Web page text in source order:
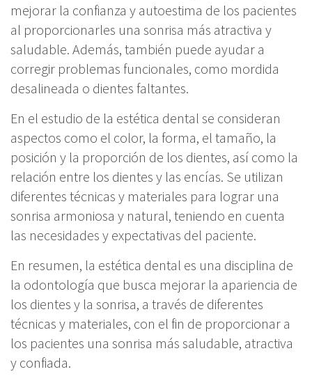
mejorar la confianza y autoestima de los pacientes
al proporcionarles una sonrisa más atractiva y
saludable. Además, también puede ayudar a
corregir problemas funcionales, como mordida
desalineada o dientes faltantes.
En el estudio de la estética dental se consideran
aspectos como el color, la forma, el tamaño, la
posición y la proporción de los dientes, así como la
relación entre los dientes y las encías. Se utilizan
diferentes técnicas y materiales para lograr una
sonrisa armoniosa y natural, teniendo en cuenta
las necesidades y expectativas del paciente.
En resumen, la estética dental es una disciplina de
la odontología que busca mejorar la apariencia de
los dientes y la sonrisa, a través de diferentes
técnicas y materiales, con el fin de proporcionar a
los pacientes una sonrisa más saludable, atractiva
y confiada.